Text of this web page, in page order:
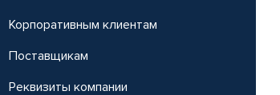
Корпоративным клиентам
Поставщикам
Реквизиты компании